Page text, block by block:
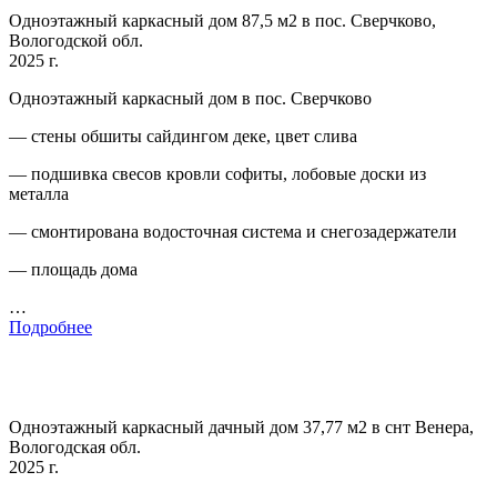
Одноэтажный каркасный дом 87,5 м2 в пос. Сверчково,
Вологодской обл.
2025 г.
Одноэтажный каркасный дом в пос. Сверчково
— стены обшиты сайдингом деке, цвет слива
— подшивка свесов кровли софиты, лобовые доски из
металла
— смонтирована водосточная система и снегозадержатели
— площадь дома
…
Подробнее
Одноэтажный каркасный дачный дом 37,77 м2 в снт Венера,
Вологодская обл.
2025 г.